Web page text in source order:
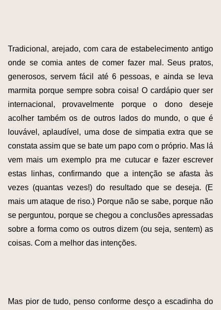
Tradicional, arejado, com cara de estabelecimento antigo
onde se comia antes de comer fazer mal. Seus pratos,
generosos, servem fácil até 6 pessoas, e ainda se leva
marmita porque sempre sobra coisa! O cardápio quer ser
internacional, provavelmente porque o dono deseje
acolher também os de outros lados do mundo, o que é
louvável, aplaudível, uma dose de simpatia extra que se
constata assim que se bate um papo com o próprio. Mas lá
vem mais um exemplo pra me cutucar e fazer escrever
estas linhas, confirmando que a intenção se afasta às
vezes (quantas vezes!) do resultado que se deseja. (E
mais um ataque de riso.) Porque não se sabe, porque não
se perguntou, porque se chegou a conclusões apressadas
sobre a forma como os outros dizem (ou seja, sentem) as
coisas. Com a melhor das intenções.
Mas pior de tudo, penso conforme desço a escadinha do